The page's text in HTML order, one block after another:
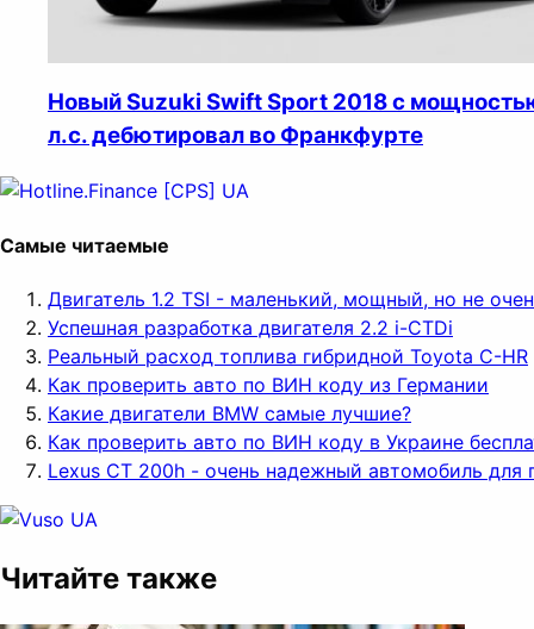
Новый Suzuki Swift Sport 2018 с
л.с. дебютировал во Франкфурте
Самые читаемые
Двигатель 1.2 TSI - маленький, мощный, но не
Успешная разработка двигателя 2.2 i-CTDi
Реальный расход топлива гибридной Toyota C-HR
Как проверить авто по ВИН коду из Германии
Какие двигатели BMW самые лучшие?
Как проверить авто по ВИН коду в Украине
Lexus CT 200h - очень надежный автомобиль для
Читайте также